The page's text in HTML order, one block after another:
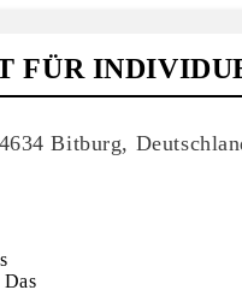
FÜR
Bitburg,